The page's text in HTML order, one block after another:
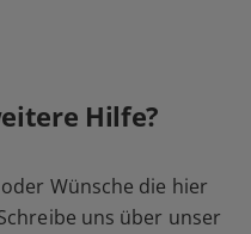
Hilfe?
Wünsche die hier
uns über unser